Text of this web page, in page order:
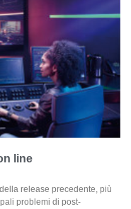
line
release precedente, più
problemi di post-